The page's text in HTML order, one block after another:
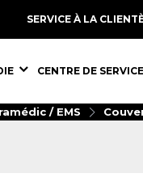
SERVICE À LA
ÉQUIPEMENTS,
CENTRE DE SERVICE
/ EMS